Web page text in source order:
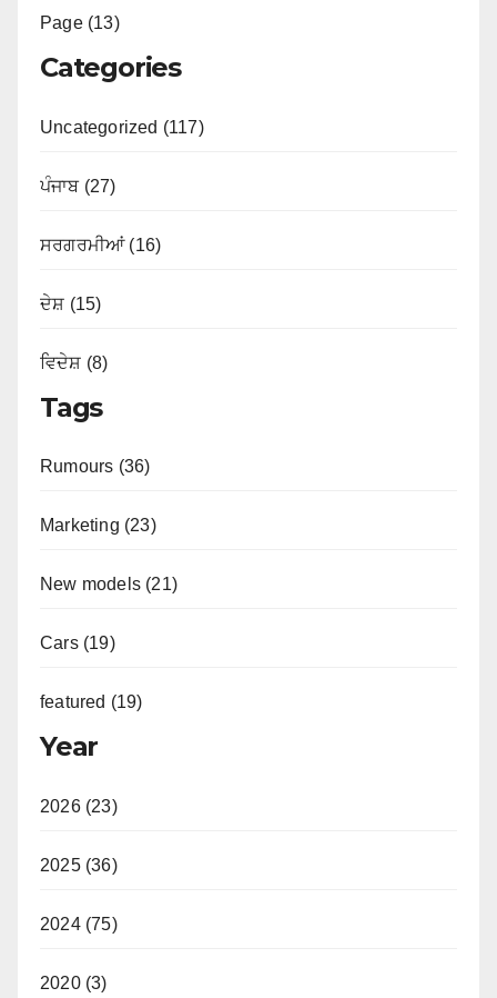
Page (13)
Categories
Uncategorized (117)
ਪੰਜਾਬ (27)
ਸਰਗਰਮੀਆਂ (16)
ਦੇਸ਼ (15)
ਵਿਦੇਸ਼ (8)
Tags
Rumours (36)
Marketing (23)
New models (21)
Cars (19)
featured (19)
Year
2026 (23)
2025 (36)
2024 (75)
2020 (3)